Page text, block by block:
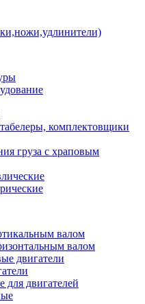
комплектовщики
груза с храповым
валом
валом
двигатели
двигателей